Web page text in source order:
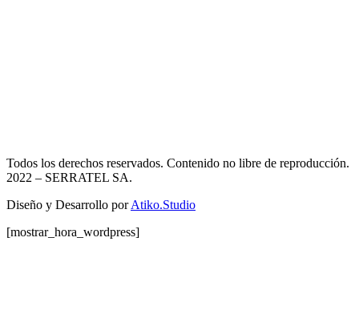
Todos los derechos reservados. Contenido no libre de reproducción.
2022 – SERRATEL SA.
Diseño y Desarrollo porAtiko.Studio
[mostrar_hora_wordpress]